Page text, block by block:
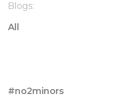
Blogs:
All
#no2minors